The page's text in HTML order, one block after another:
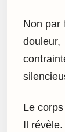
Non par
Le
Il révèle.